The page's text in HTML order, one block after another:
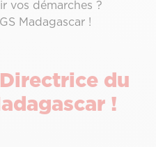
vos démarches ?
Madagascar !
du
!